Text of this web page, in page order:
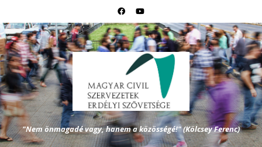
"Nem önmagadé vagy, hanem a közösségé!" (Kölcsey Ferenc)